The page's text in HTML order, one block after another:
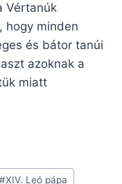
Vértanúk
hogy minden
és bátor tanúi
azoknak a
miatt
#XIV. Leó pápa